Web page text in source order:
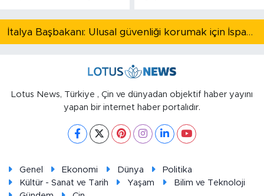
İtalya Başbakanı: Ulusal güvenliği korumak için İspanya ile Schengen kapsamındaki serbest dolaşımı askıya alıyoruz
Lotus News, Türkiye , Çin ve dünyadan objektif haber yayını
yapan bir internet haber portalıdır.
Genel Ekonomi Dünya
Politika
Kültür - Sanat ve Tarih
Yaşam
Bilim ve Teknoloji